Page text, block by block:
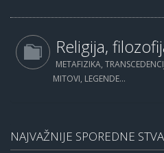
Religija,
METAFIZIKA,
MITOVI, LEGENDE...
NAJVAŽNIJE SPOREDNE